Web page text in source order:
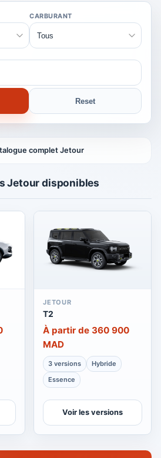
CARBURANT
Reset
complet Jetour
Jetour disponibles
JETOUR
T2
À partir de 360 900
MAD
3 versions
Hybride
Essence
Voir les versions